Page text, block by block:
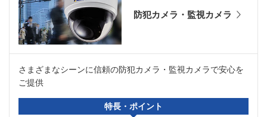
防犯カメラ・監視カメラ
さまざまなシーンに信頼の防犯カメラ・監視カメラで安心を
ご提供
特長・ポイント